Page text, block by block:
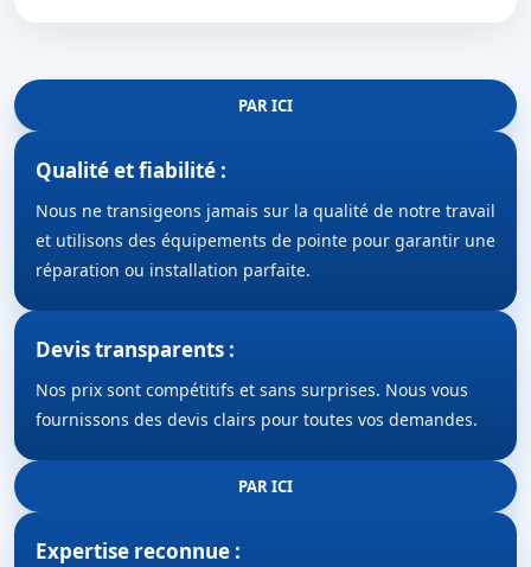
PAR ICI
Qualité et fiabilité :
Nous ne transigeons jamais sur la qualité de notre travail
et utilisons des équipements de pointe pour garantir une
réparation ou installation parfaite.
Devis transparents :
Nos prix sont compétitifs et sans surprises. Nous vous
fournissons des devis clairs pour toutes vos demandes.
PAR ICI
Expertise reconnue :